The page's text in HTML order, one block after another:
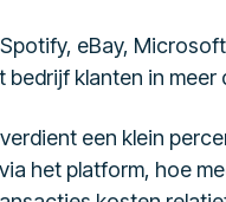
eBay,
klanten in meer
een klein
het platform, hoe